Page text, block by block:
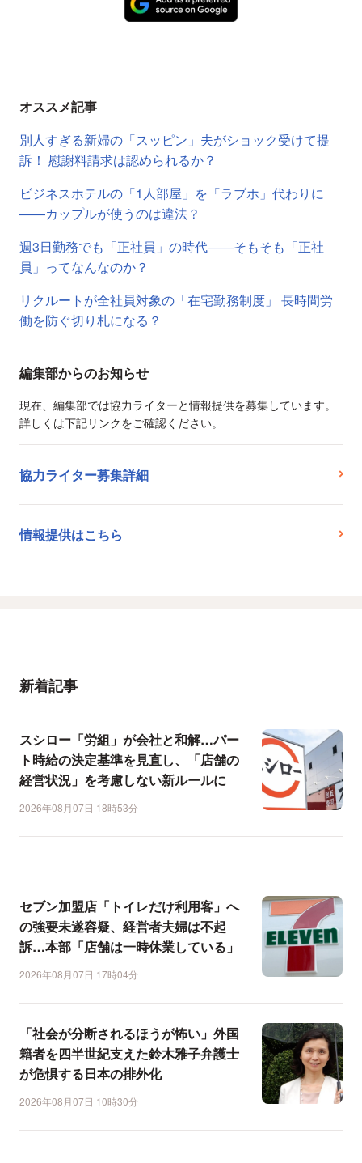
オススメ記事
別人すぎる新婦の「スッピン」夫がショック受けて提
訴！ 慰謝料請求は認められるか？
ビジネスホテルの「1人部屋」を「ラブホ」代わりに
――カップルが使うのは違法？
週3日勤務でも「正社員」の時代――そもそも「正社
員」ってなんなのか？
リクルートが全社員対象の「在宅勤務制度」 長時間労
働を防ぐ切り札になる？
編集部からのお知らせ
現在、編集部では協力ライターと情報提供を募集しています。
詳しくは下記リンクをご確認ください。
協力ライター募集詳細
情報提供はこちら
新着記事
スシロー「労組」が会社と和解…パー
ト時給の決定基準を見直し、「店舗の
経営状況」を考慮しない新ルールに
2026年08月07日 18時53分
セブン加盟店「トイレだけ利用客」へ
の強要未遂容疑、経営者夫婦は不起
訴…本部「店舗は一時休業している」
2026年08月07日 17時04分
「社会が分断されるほうが怖い」外国
籍者を四半世紀支えた鈴木雅子弁護士
が危惧する日本の排外化
2026年08月07日 10時30分